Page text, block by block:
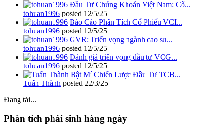
Đầu Tư Chứng Khoán Việt Nam: Cổ...
tohuan1996 posted 12/5/25
Báo Cáo Phân Tích Cổ Phiếu VCI...
tohuan1996 posted 12/5/25
GVR: Triển vọng ngành cao su...
tohuan1996 posted 12/5/25
Đánh giá triển vọng đầu tư VCG...
tohuan1996 posted 12/5/25
Bật Mí Chiến Lược Đầu Tư TCB...
Tuấn Thành posted 22/3/25
Đang tải...
Phân tích phái sinh hàng ngày